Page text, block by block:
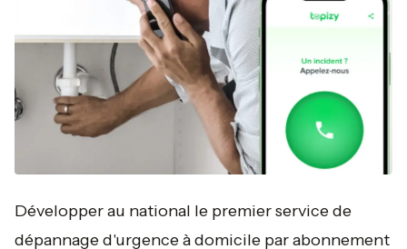
Développer au national le premier service de
dépannage d'urgence à domicile par abonnement